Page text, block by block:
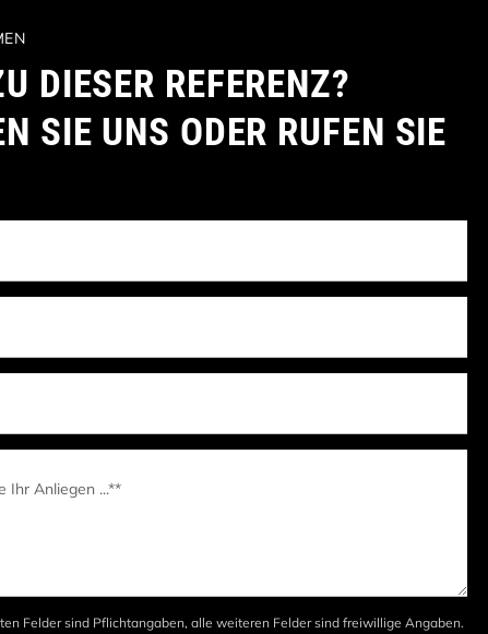
DIESER REFERENZ?
SIE UNS ODER RUFEN SIE
Felder sind Pflichtangaben, alle weiteren Felder sind freiwillige Angaben.